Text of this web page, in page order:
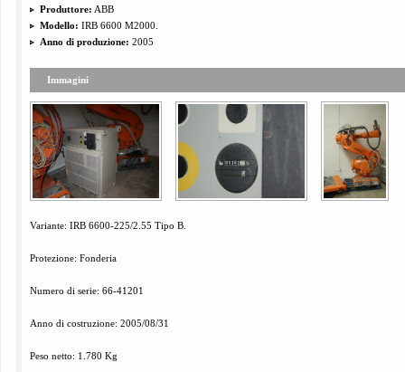
Produttore: ABB
Modello: IRB 6600 M2000.
Anno di produzione: 2005
Immagini
Variante: IRB 6600-225/2.55 Tipo B.
Protezione: Fonderia
Numero di serie: 66-41201
Anno di costruzione: 2005/08/31
Peso netto: 1.780 Kg